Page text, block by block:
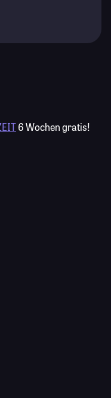
6 Wochen gratis!